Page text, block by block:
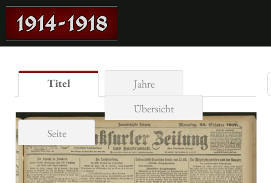
Titel
Jahre
Übersicht
Seite